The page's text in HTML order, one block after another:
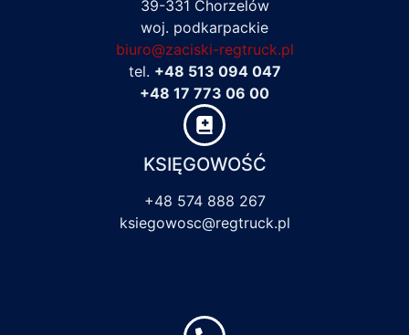
39-331 Chorzelów
woj. podkarpackie
biuro@zaciski-regtruck.pl
tel. +48 513 094 047
+48 17 773 06 00
KSIĘGOWOŚĆ
+48 574 888 267
ksiegowosc@regtruck.pl